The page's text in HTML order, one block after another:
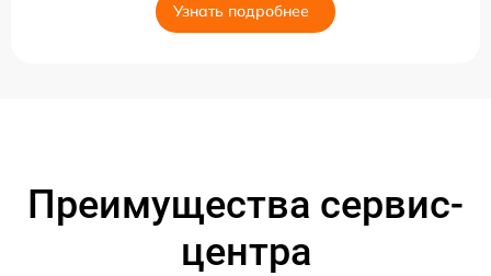
Узнать подробнее
Преимущества сервис-
центра